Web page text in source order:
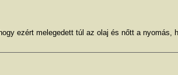
ezért melegedett túl az olaj és nőtt a nyomás,